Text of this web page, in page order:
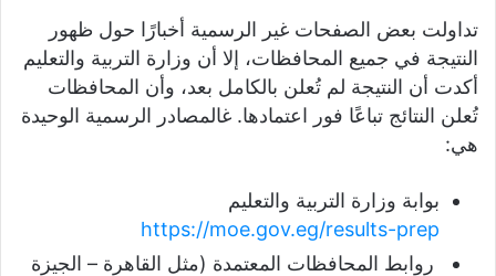
تداولت بعض الصفحات غير الرسمية أخبارًا حول ظهور
النتيجة في جميع المحافظات، إلا أن وزارة التربية والتعليم
أكدت أن النتيجة لم تُعلن بالكامل بعد، وأن المحافظات
تُعلن النتائج تباعًا فور اعتمادها. غالمصادر الرسمية الوحيدة
هي:
بوابة وزارة التربية والتعليم
https://moe.gov.eg/results-prep
روابط المحافظات المعتمدة (مثل القاهرة – الجيزة